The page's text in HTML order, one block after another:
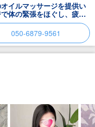
イルマッサージを提供い
体の緊張をほぐし、疲
します。身体の癒しは心
ったストレスも癒してく
の効果で至高のひと時を
して、居心地の良い、過
から楽しんでいただける
ます！
050-6879-9561